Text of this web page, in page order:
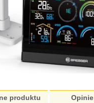
produktu Opinie